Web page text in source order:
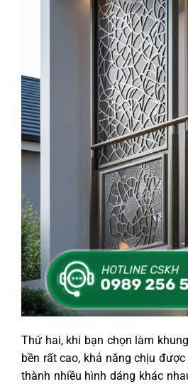
Thứ hai, khi bạn chọn làm
bền rất cao, khả năng chịu
thành nhiều hình dáng khác